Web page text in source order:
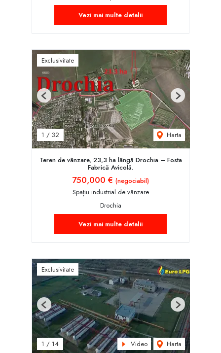
Vezi mai multe detalii
Exclusivitate
1 / 32 Harta
Previous Next
Teren de vânzare, 23,3 ha lângă Drochia – Fosta
Fabrică Avicolă.
750,000 € (negociabil)
Spațiu industrial de vânzare
Drochia
Vezi mai multe detalii
Exclusivitate
1 / 14 Video Harta
Previous Next